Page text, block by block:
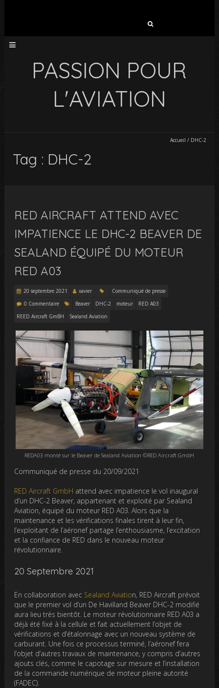
PASSION POUR
L'AVIATION
Accueil / DHC-2
Tag : DHC-2
RED AIRCRAFT ATTEND AVEC
IMPATIENCE LE DHC-2 BEAVER DE
SEALAND ÉQUIPÉ DU MOTEUR
RED A03
20 septembre 2021 xavier
Communiqué de presse
0 Commentaire
Beaver DHC-2 moteur
RED A03
REED Aircraft GmBH
Sealand Aviation
REDA03 monté sur le Beaver de Sealand Aviation ©RED Aircraft GmbH
Communiqué de presse du 20/09/2021
RED Aircraft GmbH attend avec impatience le vol inaugural
d’un DHC-2 Beaver, appartenant et exploité par Sealand
Aviation, équipé du moteur RED A03. Alors que la
maintenance et les vérifications finales tirent à leur fin,
l’exploitant de l’aéronef partage l’enthousiasme, l’excitation
et la confiance de RED dans le nouveau moteur
révolutionnaire.
20 Septembre 2021
En collaboration avec Sealand Aviation, RED Aircraft prévoit
que le premier vol d’un De Havilland Beaver DHC-2 modifié
aura lieu très bientôt. Le moteur révolutionnaire RED A03 a
déjà été fixé à la cellule et fait actuellement l’objet de
vérifications et d’étalonnage avec un nouveau système de
carburant. Une fois ce processus terminé, l’aéronef fera
l’objet d’autres travaux de maintenance, y compris d’autres
ajouts clés, comme le capotage sur mesure et l’installation
de la commande numérique de moteur pleine autorité
(FADEC).